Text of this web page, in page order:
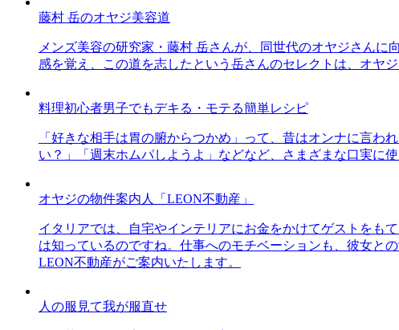
藤村 岳のオヤジ美容道
メンズ美容の研究家・藤村 岳さんが、同世代のオヤジさん
感を覚え、この道を志したという岳さんのセレクトは、オヤ
料理初心者男子でもデキる・モテる簡単レシピ
「好きな相手は胃の腑からつかめ」って、昔はオンナに言
い？」「週末ホムパしようよ」などなど、さまざまな口実に
オヤジの物件案内人「LEON不動産」
イタリアでは、自宅やインテリアにお金をかけてゲストをも
は知っているのですね。仕事へのモチベーションも、彼女と
LEON不動産がご案内いたします。
人の服見て我が服直せ